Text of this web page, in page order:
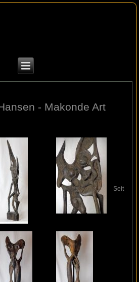
- Makonde Art
Seit